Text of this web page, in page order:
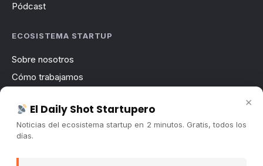
Pódcast
ECOSISTEMA STARTUP
Sobre nosotros
Cómo trabajamos
Contacto
Publicidad
×
El Daily Shot Startupero
Noticias del ecosistema startup en 2 minutos. Gratis, todos los
días.